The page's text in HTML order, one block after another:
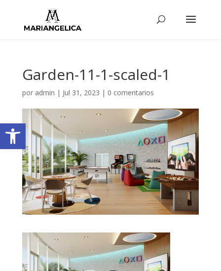
Abrir barra de herramientas
Garden-11-1-scaled-1
por admin | Jul 31, 2023 | 0 comentarios